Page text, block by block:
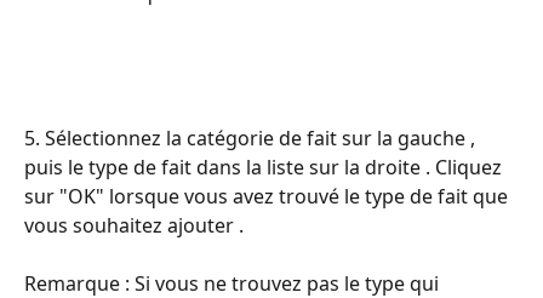
5. Sélectionnez la catégorie de fait sur la gauche ,
puis le type de fait dans la liste sur la droite . Cliquez
sur "OK" lorsque vous avez trouvé le type de fait que
vous souhaitez ajouter .
Remarque : Si vous ne trouvez pas le type qui